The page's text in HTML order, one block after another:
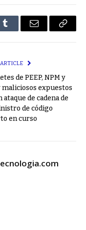
Tumblr Email
Copy
de PEEP, NPM y
maliciosos expuestos
ataque de cadena de
de código
en curso